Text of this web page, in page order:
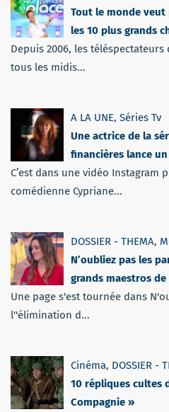
Tout le monde
les 10 plus grands
Depuis 2006, les
tous les midis...
A LA UNE, Séries Tv
Une actrice de la
financières lance
C’est dans une vidéo Instagram
comédienne Cypriane...
DOSSIER - THEMA,
N’oubliez pas les
grands maestros de
Une page s'est tournée dans
l''élimination d...
Cinéma, DOSSIER -
10 répliques cultes
Compagnie »